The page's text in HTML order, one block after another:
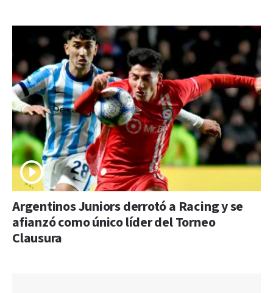
Argentinos Juniors derrotó a Racing y se
afianzó como único líder del Torneo
Clausura